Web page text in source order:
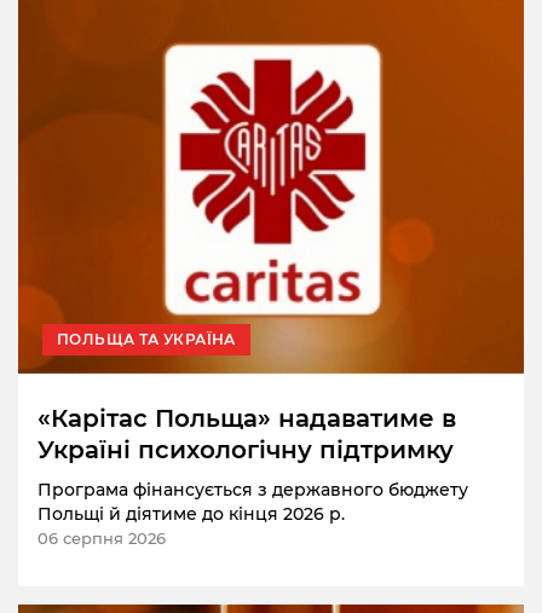
ПОЛЬЩА ТА УКРАЇНА
«Карітас Польща» надаватиме в
Україні психологічну підтримку
Програма фінансується з державного бюджету
Польщі й діятиме до кінця 2026 р.
06 серпня 2026